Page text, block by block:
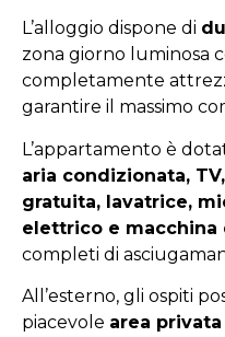
L’alloggio dispone di
zona giorno luminosa
completamente
garantire il massimo
L’appartamento è
aria condizionata,
gratuita, lavatrice,
elettrico e macchina
completi di
All’esterno, gli ospiti
piacevole area